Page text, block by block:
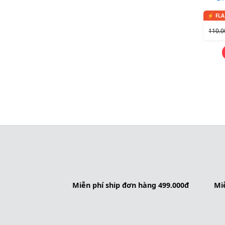
Miễn phí ship đơn hàng 499.000đ